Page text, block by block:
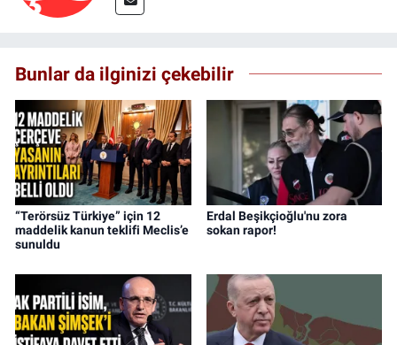
Bunlar da ilginizi çekebilir
“Terörsüz Türkiye” için 12
maddelik kanun teklifi Meclis’e
sunuldu
Erdal Beşikçioğlu'nu zora
sokan rapor!